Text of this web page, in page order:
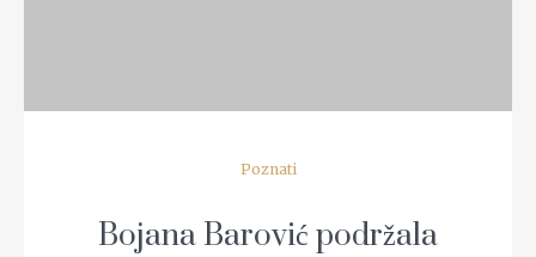
Poznati
Bojana Barović podržala